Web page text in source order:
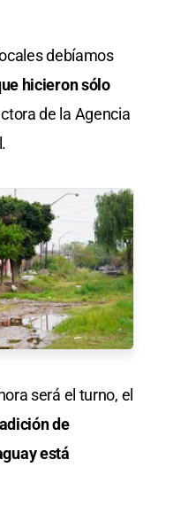
debíamos
hicieron sólo
de la Agencia
será el turno, el
de
está